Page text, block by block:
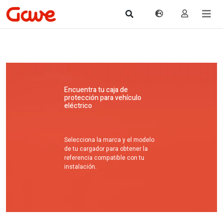
Encuentra tu caja de
protección para vehículo
eléctrico
Selecciona la marca y el modelo
de tu cargador para obtener la
referencia compatible con tu
instalación.